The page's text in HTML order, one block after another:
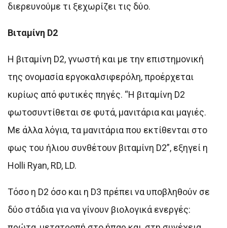
διερευνούμε τι ξεχωρίζει τις δύο.
Βιταμίνη D2
Η βιταμίνη D2, γνωστή και με την επιστημονική
της ονομασία εργοκαλσιφερόλη, προέρχεται
κυρίως από φυτικές πηγές. “Η βιταμίνη D2
φωτοσυντίθεται σε φυτά, μανιτάρια και μαγιές.
Με άλλα λόγια, τα μανιτάρια που εκτίθενται στο
φως του ήλιου συνθέτουν βιταμίνη D2”, εξηγεί η
Holli Ryan, RD, LD.
Τόσο η D2 όσο και η D3 πρέπει να υποβληθούν σε
δύο στάδια για να γίνουν βιολογικά ενεργές: